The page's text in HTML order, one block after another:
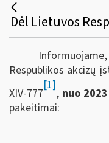
Respublikos akcizų
XIV-777
[1]
, nuo
pakeitimai: